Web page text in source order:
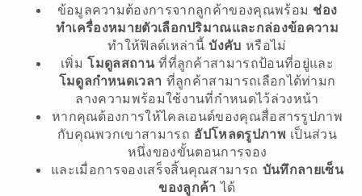
ข้อมูลความต้องการจากลูกค้าของคุณพร้อม ช่อง
ทำเครื่องหมายตัวเลือกปริมาณและกล่องข้อความ
ทำให้ฟิลด์เหล่านี้บังคับ หรือไม่
เพิ่มโมดูลสถานที่ที่ลูกค้าสามารถป้อนที่อยู่และ
โมดูลกำหนดเวลา ที่ลูกค้าสามารถเลือกได้ท่ามก
ลางความพร้อมใช้งานที่กำหนดไว้ล่วงหน้า
หากคุณต้องการให้ไคลเอนต์ของคุณสื่อสารรูปภาพ
กับคุณพวกเขาสามารถ อัปโหลดรูปภาพ เป็นส่วน
หนึ่งของขั้นตอนการจอง
และเมื่อการจองเสร็จสิ้นคุณสามารถ บันทึกลายเซ็น
ของลูกค้า ได้